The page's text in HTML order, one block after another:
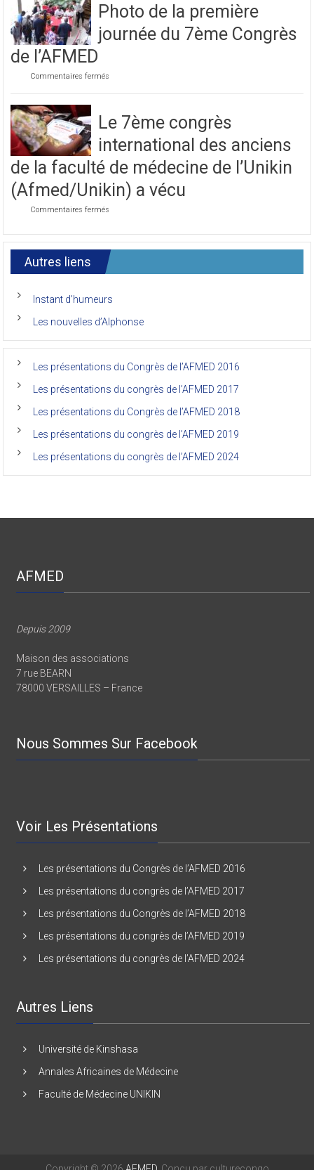
prochain
congrès
au
mois
Photo de la première
journée du 7ème Congrès
de l’AFMED
Commentaires fermés
première
journée
du
7ème
Congrès
de
l’AFMED
Le 7ème congrès
international des anciens
de la faculté de médecine de l’Unikin
(Afmed/Unikin) a vécu
Commentaires fermés
congrès
international
anciens
la
de
de
(Afmed/Unikin)
vécu
Autres liens
Instant d’humeurs
Les nouvelles d’Alphonse
Les présentations du Congrès de l’AFMED 2016
Les présentations du congrès de l’AFMED 2017
Les présentations du Congrès de l’AFMED 2018
Les présentations du congrès de l’AFMED 2019
Les présentations du congrès de l’AFMED 2024
AFMED
Depuis 2009
Maison des associations
7 rue BEARN
78000 VERSAILLES – France
Nous Sommes Sur Facebook
Voir Les Présentations
Les présentations du Congrès de l’AFMED 2016
Les présentations du congrès de l’AFMED 2017
Les présentations du Congrès de l’AFMED 2018
Les présentations du congrès de l’AFMED 2019
Les présentations du congrès de l’AFMED 2024
Autres Liens
Université de Kinshasa
Annales Africaines de Médecine
Faculté de Médecine UNIKIN